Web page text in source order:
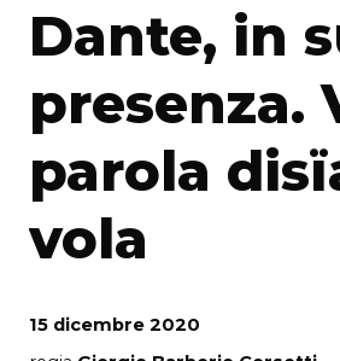
Dante, in
presenza.
parola
vola
15 dicembre 2020